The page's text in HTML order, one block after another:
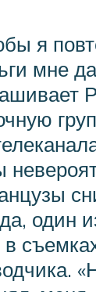
я
мне
один